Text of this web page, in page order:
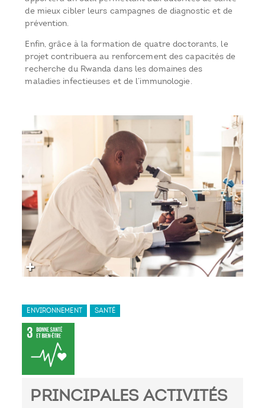
de mieux cibler leurs campagnes de diagnostic et de
prévention.
Enfin, grâce à la formation de quatre doctorants, le
projet contribuera au renforcement des capacités de
recherche du Rwanda dans les domaines des
maladies infectieuses et de l’immunologie.
ENVIRONNEMENT SANTÉ
PRINCIPALES ACTIVITÉS